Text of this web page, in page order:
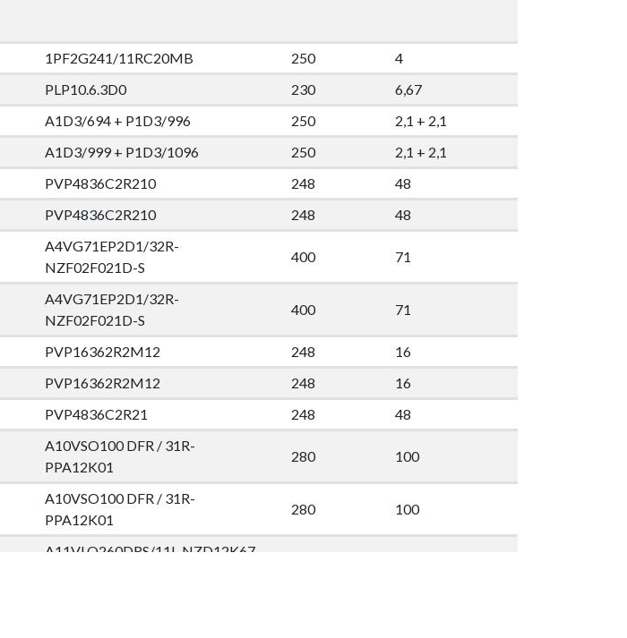
1PF2G241/11RC20MB 250
4
PLP10.6.3D0 230
6,67
A1D3/694 + P1D3/996 250
2,1 + 2,1
A1D3/999 + P1D3/1096 250
2,1 + 2,1
PVP4836C2R210 248
48
PVP4836C2R210 248 48
A4VG71EP2D1/32R-
NZF02F021D-S
400 71
A4VG71EP2D1/32R-
NZF02F021D-S
400 71
PVP16362R2M12 248
16
PVP16362R2M12 248
16
PVP4836C2R21 248 48
A10VSO100 DFR / 31R-
PPA12K01
280 100
A10VSO100 DFR / 31R-
PPA12K01
280 100
A11VLO260DRS/11L-NZD12K67